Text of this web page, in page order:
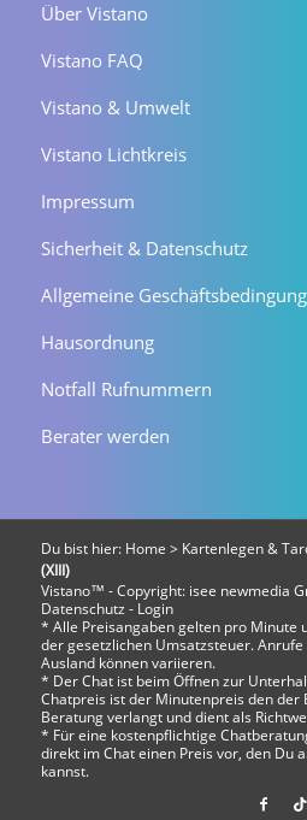
Über Vistano
Vistano FAQ
Vistano & Umwelt
Vistano Lichtkreis
Impressum
Sicherheit & Datenschutz
Allgemeine
Hausordnung
Notfall Rufnummern
Berater werden
Du bist hier: Home > Kartenlegen &
(XIII)
Vistano™ - Copyright: isee newmedia
Datenschutz - Login
* Alle Preisangaben gelten pro Minute
der gesetzlichen Umsatzsteuer.
Ausland können variieren.
* Der Chat ist beim Öffnen zur
Chatpreis ist der Minutenpreis den
Beratung verlangt und dient als
* Für eine kostenpflichtige
direkt im Chat einen Preis vor, den Du
kannst.